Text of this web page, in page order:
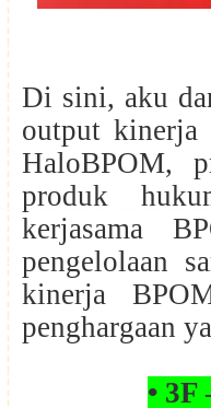
Di sini, aku
output kinerja
HaloBPOM,
produk
kerjasama
pengelolaan
kinerja
penghargaan
•